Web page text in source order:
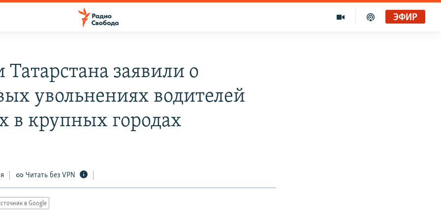
ЭФИР
Татарстана заявили о
увольнениях водителей
в крупных городах
Читать без VPN
в Google